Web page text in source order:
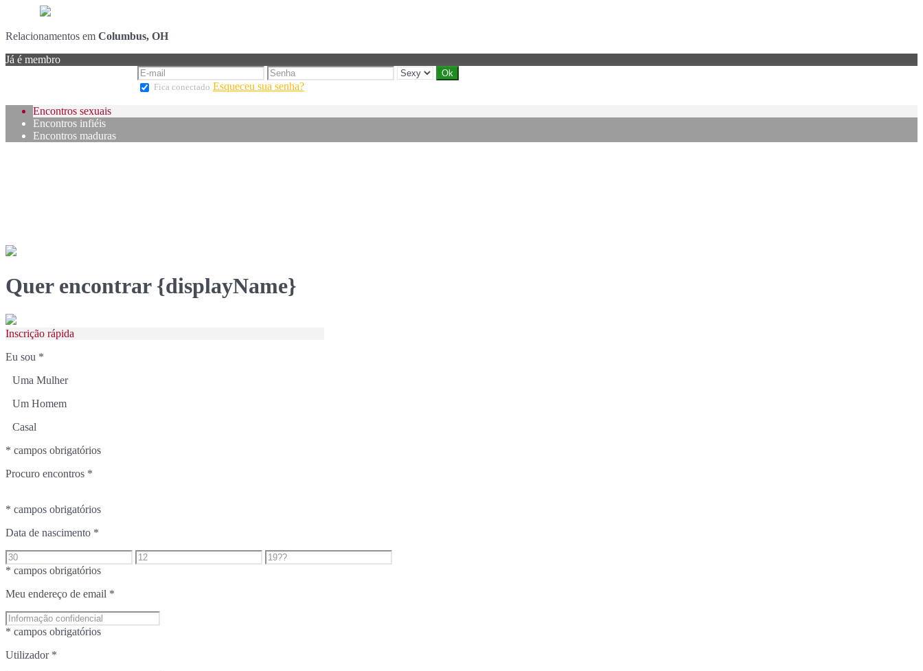
Relacionamentos em Columbus, OH
Já é membro
Fica conectado Esqueceu sua senha?
Encontros sexuais
Encontros infiéis
Encontros maduras
Quer encontrar {displayName}
Inscrição rápida
Eu sou *
Uma Mulher
Um Homem
Casal
* campos obrigatórios
Procuro encontros *
* campos obrigatórios
Data de nascimento *
* campos obrigatórios
Meu endereço de email *
* campos obrigatórios
Utilizador *